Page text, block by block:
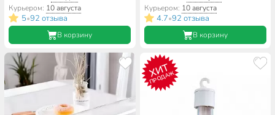
Курьером: 10 августа
5•92 отзыва
В корзину
Курьером: 10 августа
4.7•92 отзыва
В корзину
ХИТ
ПРОДАЖ